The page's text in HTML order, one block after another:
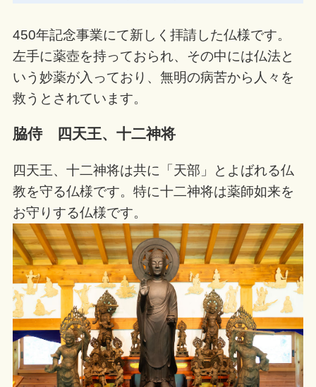
450年記念事業にて新しく拝請した仏様です。
左手に薬壺を持っておられ、その中には仏法と
いう妙薬が入っており、無明の病苦から人々を
救うとされています。
脇侍 四天王、十二神将
四天王、十二神将は共に「天部」とよばれる仏
教を守る仏様です。特に十二神将は薬師如来を
お守りする仏様です。